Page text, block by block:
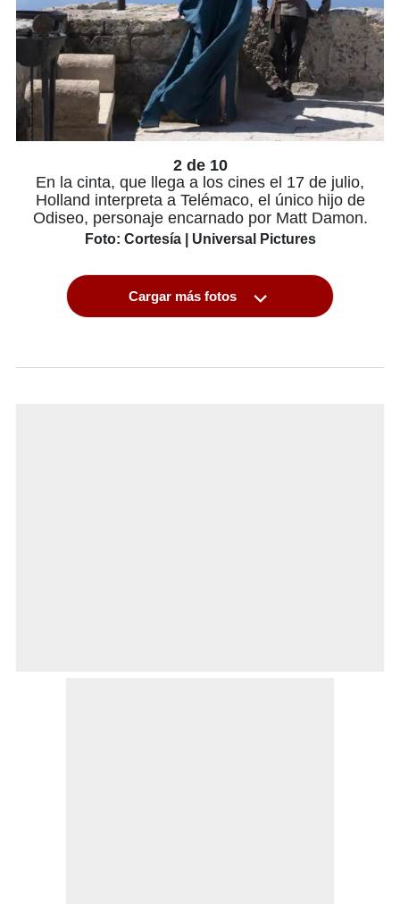
2 de 10
En la cinta, que llega a los cines el 17 de julio,
Holland interpreta a Telémaco, el único hijo de
Odiseo, personaje encarnado por Matt Damon.
Foto: Cortesía | Universal Pictures
Cargar más fotos